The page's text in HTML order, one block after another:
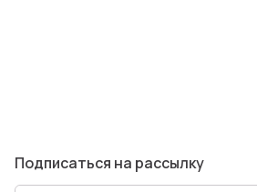
Подписаться на рассылку